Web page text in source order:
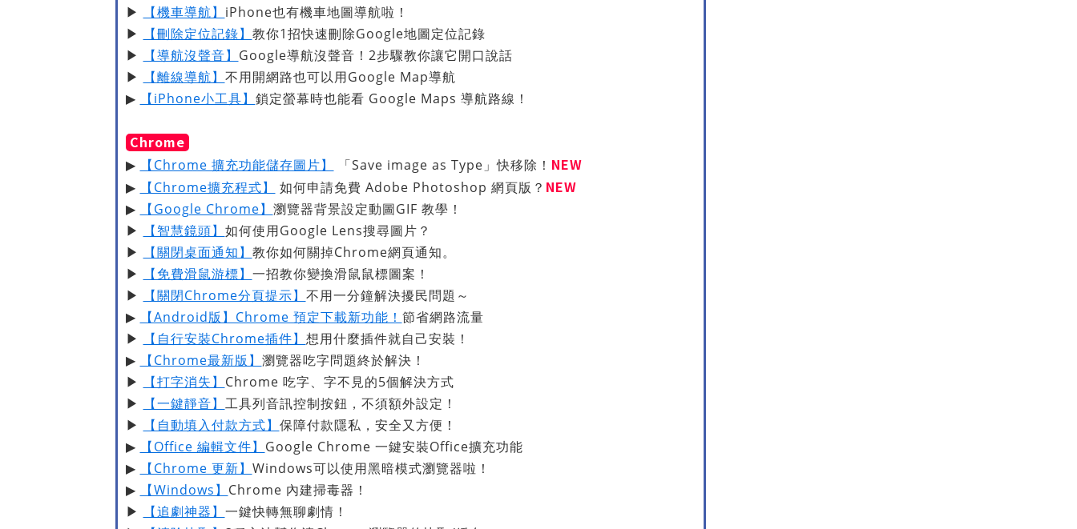
▶
【機車導航】 iPhone也有機車地圖導航啦！
▶
【刪除定位記錄】 教你1招快速刪除Google地圖定位記錄
▶
【導航沒聲音】 Google導航沒聲音！2步驟教你讓它開口說話
▶
【離線導航】 不用開網路也可以用Google Map導航
▶
【iPhone小工具】 鎖定螢幕時也能看 Google Maps 導航路線！
Chrome
▶ 【Chrome 擴充功能儲存圖片】 「Save image as Type」快移除！ NEW
▶ 【Chrome擴充程式】 如何申請免費 Adobe Photoshop 網頁版？ NEW
▶ 【Google Chrome】 瀏覽器背景設定動圖GIF 教學！
▶
【智慧鏡頭】 如何使用Google Lens搜尋圖片？
▶
【關閉桌面通知】 教你如何關掉Chrome網頁通知。
▶
【免費滑鼠游標】 一招教你變換滑鼠鼠標圖案！
▶
【關閉Chrome分頁提示】 不用一分鐘解決擾民問題～
▶
【Android版】Chrome 預定下載新功能！ 節省網路流量
▶
【自行安裝Chrome插件】 想用什麼插件就自己安裝！
▶
【Chrome最新版】 瀏覽器吃字問題終於解決！
▶
【打字消失】 Chrome 吃字、字不見的5個解決方式
▶
【一鍵靜音】 工具列音訊控制按鈕，不須額外設定！
▶
【自動填入付款方式】 保障付款隱私，安全又方便！
▶
【Office 編輯文件】 Google Chrome 一鍵安裝Office擴充功能
▶
【Chrome 更新】 Windows可以使用黑暗模式瀏覽器啦！
▶
【Windows】 Chrome 內建掃毒器！
▶
【追劇神器】 一鍵快轉無聊劇情！